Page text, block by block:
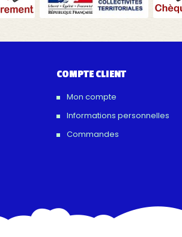
COMPTE CLIENT
Mon compte
Informations personnelles
Commandes